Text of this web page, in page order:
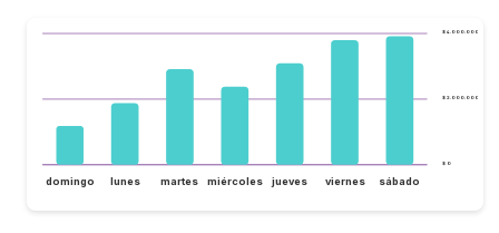
$ 0
$ 2.000.000
$ 4.000.000
domingo lunes martes miércoles jueves viernes sábado